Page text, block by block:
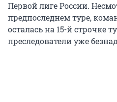
Первой лиге России.
предпоследнем туре,
осталась на 15-й строчке
преследователи уже